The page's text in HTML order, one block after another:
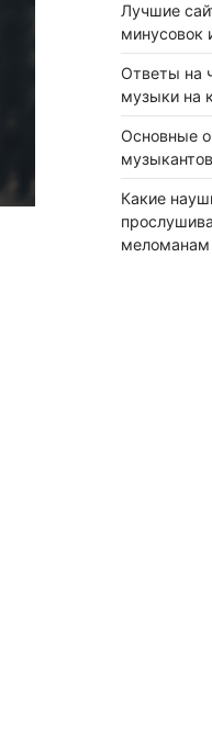
Лучшие
минусовок
Ответы на
музыки на
Основные
Какие
меломанам